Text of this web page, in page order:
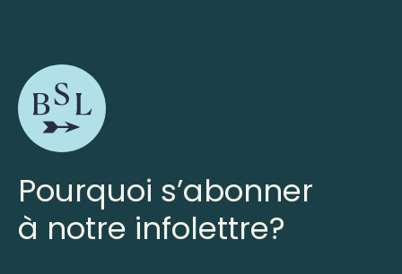
Pourquoi s’abonner
à notre infolettre?